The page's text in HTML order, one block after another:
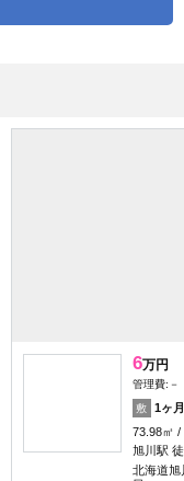
6万円
管理費:－
敷
1ヶ月
73.98㎡
旭川駅
北海道旭